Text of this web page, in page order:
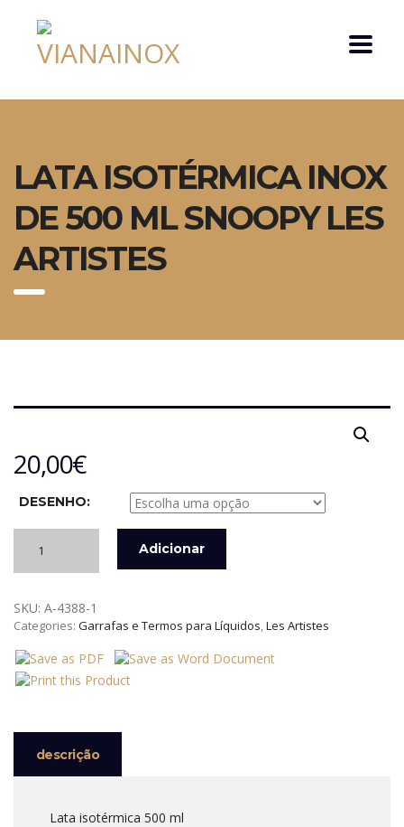
LATA ISOTÉRMICA INOX
DE 500 ML SNOOPY LES
ARTISTES
20,00€
DESENHO:
LATA
INOX
DE
ML
SNOOPY
Adicionar
SKU: A-4388-1
Categories: Garrafas e Termos para Líquidos,Les Artistes
descrição
Lata isotérmica 500 ml